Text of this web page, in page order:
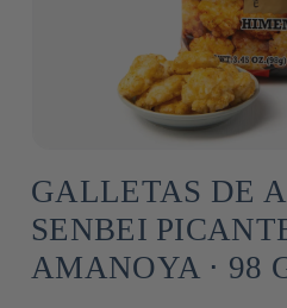
GALLETAS DE
SENBEI
AMANOYA ⋅ 98